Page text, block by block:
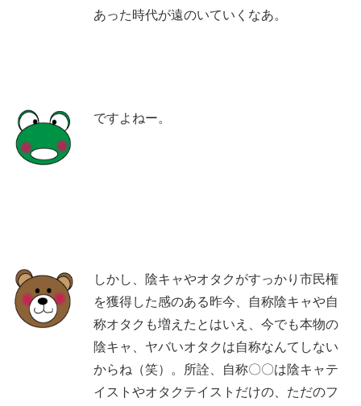
あった時代が遠のいていくなあ。
ですよねー。
しかし、陰キャやオタクがすっかり市民権
を獲得した感のある昨今、自称陰キャや自
称オタクも増えたとはいえ、今でも本物の
陰キャ、ヤバいオタクは自称なんてしない
からね（笑）。所詮、自称〇〇は陰キャテ
イストやオタクテイストだけの、ただのフ